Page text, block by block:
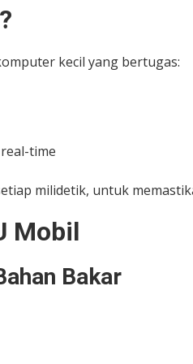
kecil yang bertugas:
time
milidetik, untuk
Mobil
Bakar